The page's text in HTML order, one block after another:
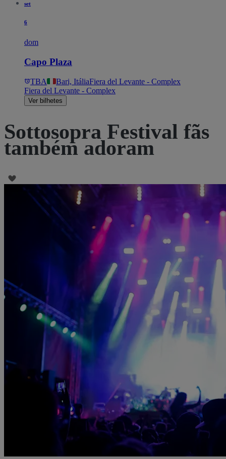
set
6
dom
Capo Plaza
TBA Bari, ItáliaFiera del Levante - Complex
Fiera del Levante - Complex
Ver bilhetes
Sottosopra Festival fãs
também adoram